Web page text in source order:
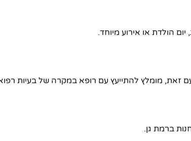
הולדת או אירוע מיוחד.
זאת, מומלץ להתייעץ עם רופא במקרה של בעיות